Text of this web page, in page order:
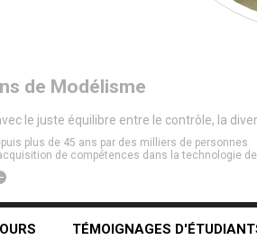
de Modélisme
le juste équilibre entre le contrôle, la
plus de 45 ans par des milliers de personnes
de compétences dans la technologie
TÉMOIGNAGES